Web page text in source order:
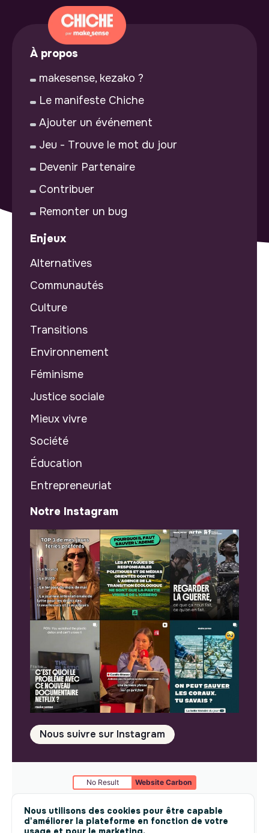
Nous utilisons des cookies pour être capable
d'améliorer la plateforme en fonction de votre
À propos
makesense, kezako ?
Le manifeste Chiche
Ajouter un événement
Jeu - Trouve le mot du jour
Devenir Partenaire
Contribuer
Remonter un bug
Enjeux
Alternatives
Communautés
Culture
Transitions
Environnement
Féminisme
Justice sociale
Mieux vivre
Société
Éducation
Entrepreneuriat
Notre Instagram
Nous suivre sur Instagram
No Result Website Carbon
Mentions légales© makesense 2024 -cookies